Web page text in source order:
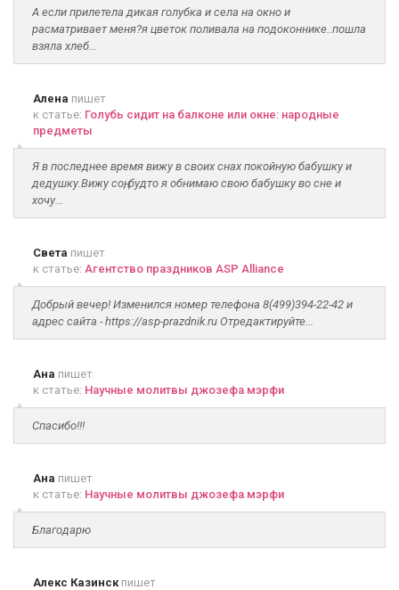
А если прилетела дикая голубка и села на окно и
расматривает меня?я цветок поливала на подоконнике..пошла
взяла хлеб...
Алена пишет
к статье: Голубь сидит на балконе или окне: народные
предметы
Я в последнее время вижу в своих снах покойную бабушку и
дедушку.Вижу соң, будто я обнимаю свою бабушку во сне и
хочу...
Света пишет
к статье: Агентство праздников ASP Alliance
Добрый вечер! Изменился номер телефона 8(499)394-22-42 и
адрес сайта - https://asp-prazdnik.ru Отредактируйте...
Ана пишет
к статье: Научные молитвы джозефа мэрфи
Спасибо!!!
Ана пишет
к статье: Научные молитвы джозефа мэрфи
Благодарю
Алекс Казинскпишет